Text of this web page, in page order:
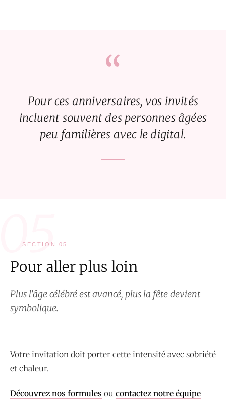
“
Pour ces anniversaires, vos invités
incluent souvent des personnes âgées
peu familières avec le digital.
SECTION 05
Pour aller plus loin
Plus l'âge célébré est avancé, plus la fête devient
symbolique.
Votre invitation doit porter cette intensité avec sobriété
et chaleur.
Découvrez nos formules ou contactez notre équipe